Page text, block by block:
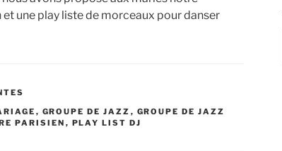
une play liste de morceaux pour danser
, GROUPE DE JAZZ , GROUPE DE JAZZ
PARISIEN , PLAY LIST DJ